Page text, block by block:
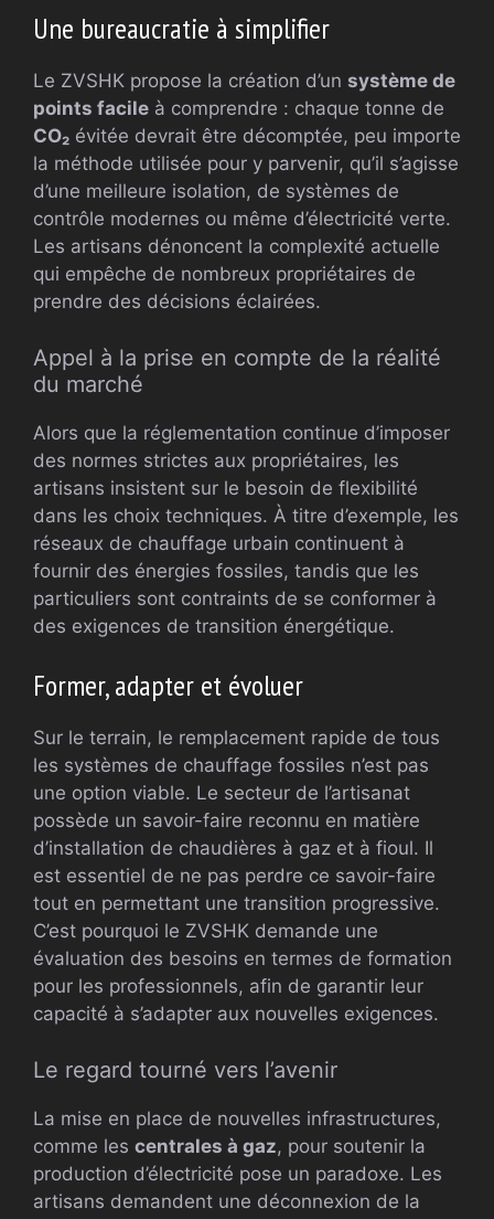
Une bureaucratie à simplifier
Le ZVSHK propose la création d’un système de
points facile à comprendre : chaque tonne de
CO₂ évitée devrait être décomptée, peu importe
la méthode utilisée pour y parvenir, qu’il s’agisse
d’une meilleure isolation, de systèmes de
contrôle modernes ou même d’électricité verte.
Les artisans dénoncent la complexité actuelle
qui empêche de nombreux propriétaires de
prendre des décisions éclairées.
Appel à la prise en compte de la réalité
du marché
Alors que la réglementation continue d’imposer
des normes strictes aux propriétaires, les
artisans insistent sur le besoin de flexibilité
dans les choix techniques. À titre d’exemple, les
réseaux de chauffage urbain continuent à
fournir des énergies fossiles, tandis que les
particuliers sont contraints de se conformer à
des exigences de transition énergétique.
Former, adapter et évoluer
Sur le terrain, le remplacement rapide de tous
les systèmes de chauffage fossiles n’est pas
une option viable. Le secteur de l’artisanat
possède un savoir-faire reconnu en matière
d’installation de chaudières à gaz et à fioul. Il
est essentiel de ne pas perdre ce savoir-faire
tout en permettant une transition progressive.
C’est pourquoi le ZVSHK demande une
évaluation des besoins en termes de formation
pour les professionnels, afin de garantir leur
capacité à s’adapter aux nouvelles exigences.
Le regard tourné vers l’avenir
La mise en place de nouvelles infrastructures,
comme les centrales à gaz, pour soutenir la
production d’électricité pose un paradoxe. Les
artisans demandent une déconnexion de la